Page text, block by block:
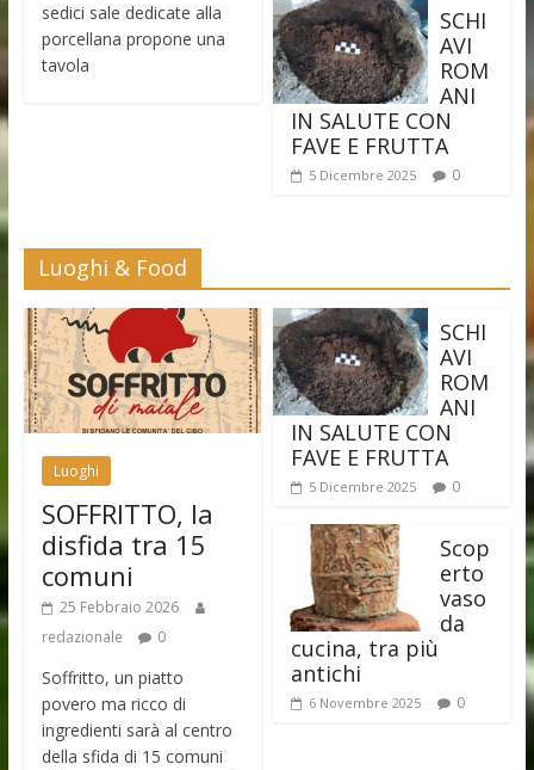
sedici sale dedicate alla
porcellana propone una
tavola
SCHI
AVI
ROM
ANI
IN SALUTE CON
FAVE E FRUTTA
5 Dicembre 2025 0
Luoghi & Food
Luoghi
SOFFRITTO, la
disfida tra 15
comuni
25 Febbraio 2026
redazionale
0
Soffritto, un piatto
povero ma ricco di
ingredienti sarà al centro
della sfida di 15 comuni
SCHI
AVI
ROM
ANI
IN SALUTE CON
FAVE E FRUTTA
5 Dicembre 2025 0
Scop
erto
vaso
da
cucina, tra più
antichi
6 Novembre 2025 0